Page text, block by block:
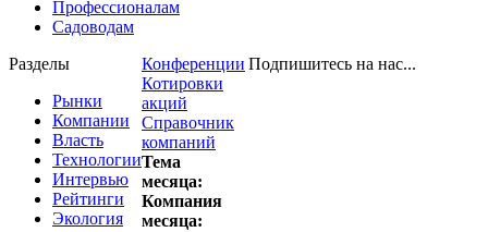
Профессионалам
Садоводам
Разделы
Рынки
Компании
Власть
Технологии
Интервью
Рейтинги
Экология
Конференции
Котировки
акций
Справочник
компаний
Тема
месяца:
Компания
месяца:
Подпишитесь на нас...